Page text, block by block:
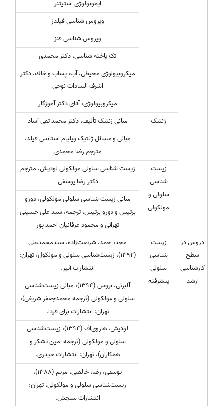
ایمونولوژی استیتنر
ویروس شناسی فیلدز
ویروس شناسی فنز
تک یاخته شناسی، دکتر محمدی
میکروبیولوژی محیطی، آب، پساب و خاك، دکتر
اشرف السادات نوحی
میکروبیولوژی، آقای دکتر آموزگار
ژنتیک
مبانی ژنتیک تألیف، دکتر محمد تقی آساد
مبانی و مسائل ژنتیک ویلیام استانس فیلد،
مترجم رضا محمدی
زیست
شناسی
سلولی و
مولکولی
زیست شناسی سلولی مولکولی لودیش، مترجم
دکتر رضا یوسفی
مبانی زیست شناسی سلولی مولکولی، دورو
برتیس و دورو برتیس، ترجمه، سید علی حسینی
تهرانی و محمود عرفانیان احمد پور
دروس در
سطح
کارشناسی
ارشد
زیست
شناسی
سلولی
پیشرفته
مجد، احمد، شریعت‌زاده، سیدمحمدعلی
(1392)، زیست‌شناسی سلولی و مولكول، تهران:
انتشارات آییز.
آلبرتی، بروس (1394)، مبانی زیست‌شناسی
سلولی و مولكولی (ترجمه محمدجعفر شریفی)،
تهران: انتشارات برای فردا.
لودیش، هاروی‌اف (1394)، زیست‌شناسی
سلولی و مولكولی (ترجمه امین تشكر و
همكاران)، تهران: انتشارات حیدری.
یوسفی، رضا، خالصی، مریم (1388)،
زیست‌شناسی سلولی و مولكولی، تهران:
انتشارات سنجش.